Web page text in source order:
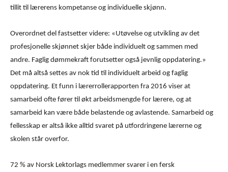
tillit til lærerens kompetanse og individuelle skjønn.
Overordnet del fastsetter videre: «Utøvelse og utvikling av det
profesjonelle skjønnet skjer både individuelt og sammen med
andre. Faglig dømmekraft forutsetter også jevnlig oppdatering.»
Det må altså settes av nok tid til individuelt arbeid og faglig
oppdatering. Et funn i lærerrollerapporten fra 2016 viser at
samarbeid ofte fører til økt arbeidsmengde for lærere, og at
samarbeid kan være både belastende og avlastende. Samarbeid og
fellesskap er altså ikke alltid svaret på utfordringene lærerne og
skolen står overfor.
72 % av Norsk Lektorlags medlemmer svarer i en fersk